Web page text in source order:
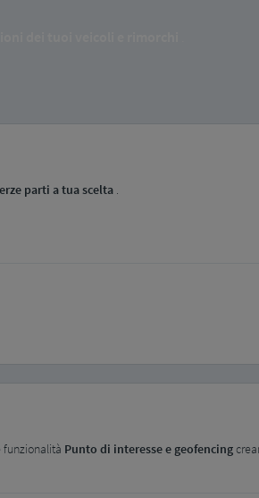
parti a tua scelta.
funzionalità Punto di interesse e geofencing